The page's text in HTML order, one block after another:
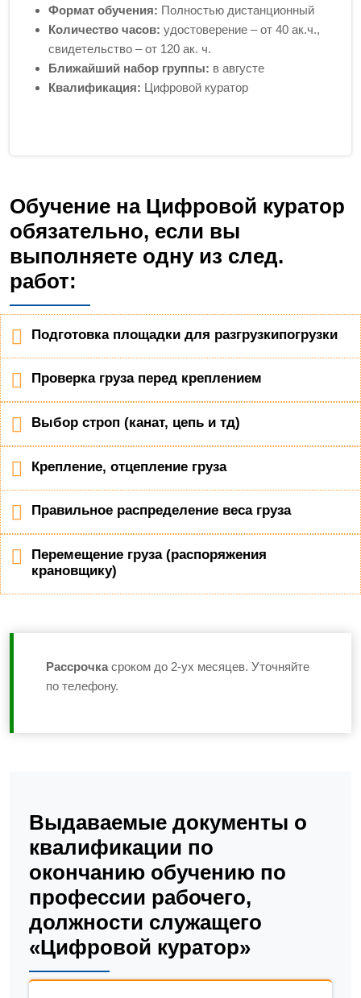
Формат обучения: Полностью дистанционный
Количество часов: удостоверение – от 40 ак.ч.,
свидетельство – от 120 ак. ч.
Ближайший набор группы: в августе
Квалификация: Цифровой куратор
Обучение на Цифровой куратор
обязательно, если вы
выполняете одну из след.
работ:
Подготовка площадки для разгрузкипогрузки
Проверка груза перед креплением
Выбор строп (канат, цепь и тд)
Крепление, отцепление груза
Правильное распределение веса груза
Перемещение груза (распоряжения
крановщику)
Рассрочка сроком до 2-ух месяцев. Уточняйте
по телефону.
Выдаваемые документы о
квалификации по
окончанию обучению по
профессии рабочего,
должности служащего
«Цифровой куратор»